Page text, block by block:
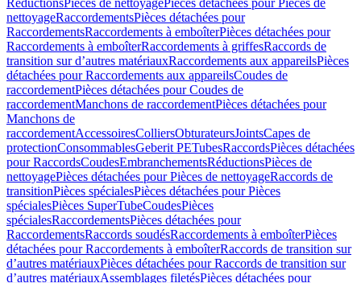
RéductionsPièces de nettoyagePièces détachées pour Pièces de
nettoyageRaccordementsPièces détachées pour
RaccordementsRaccordements à emboîterPièces détachées pour
Raccordements à emboîterRaccordements à griffesRaccords de
transition sur d’autres matériauxRaccordements aux appareilsPièces
détachées pour Raccordements aux appareilsCoudes de
raccordementPièces détachées pour Coudes de
raccordementManchons de raccordementPièces détachées pour
Manchons de
raccordementAccessoiresColliersObturateursJointsCapes de
protectionConsommablesGeberit PETubesRaccordsPièces détachées
pour RaccordsCoudesEmbranchementsRéductionsPièces de
nettoyagePièces détachées pour Pièces de nettoyageRaccords de
transitionPièces spécialesPièces détachées pour Pièces
spécialesPièces SuperTubeCoudesPièces
spécialesRaccordementsPièces détachées pour
RaccordementsRaccords soudésRaccordements à emboîterPièces
détachées pour Raccordements à emboîterRaccords de transition sur
d’autres matériauxPièces détachées pour Raccords de transition sur
d’autres matériauxAssemblages filetésPièces détachées pour